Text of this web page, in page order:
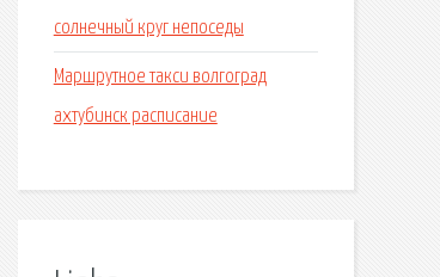
солнечный круг непоседы
Маршрутное такси волгоград
ахтубинск расписание